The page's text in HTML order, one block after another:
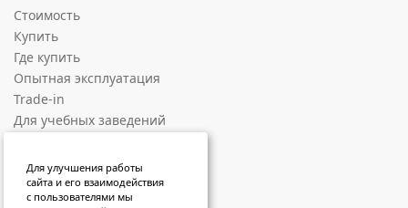
Стоимость
Купить
Где купить
Опытная эксплуатация
Trade-in
Для учебных заведений
СОЦИАЛЬНЫЕ ПЛОЩАДКИ
Для улучшения работы
сайта и его взаимодействия
с пользователями мы